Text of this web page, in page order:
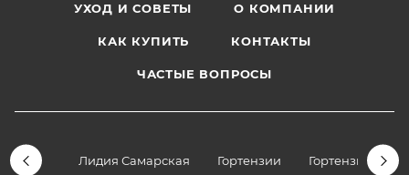
УХОД И СОВЕТЫ О КОМПАНИИ
КАК КУПИТЬ КОНТАКТЫ
ЧАСТЫЕ ВОПРОСЫ
Лидия Самарская Гортензии Гортензии